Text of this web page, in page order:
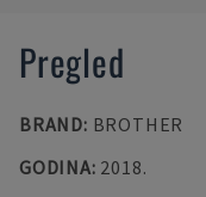
Pregled
BRAND: BROTHER
GODINA: 2018.